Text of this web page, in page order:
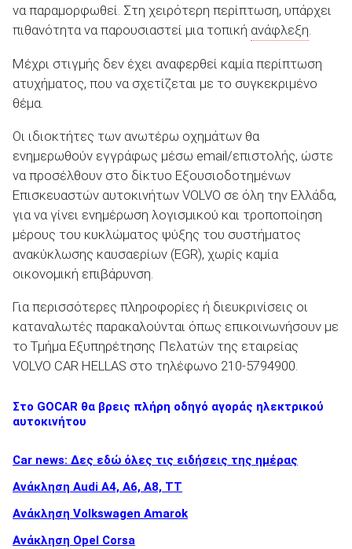
Μεταχειρισμένα
ΑΝΑΖΗΤΗΣΗ
Επιχειρήσεις
ΑΝΑΖΗΤΗΣΗ
να παραμορφωθεί. Στη χειρότερη περίπτωση, υπάρχει
πιθανότητα να παρουσιαστεί µια τοπική ανάφλεξη.
Μέχρι στιγμής δεν έχει αναφερθεί καμία περίπτωση
ατυχήματος, που να σχετίζεται µε το συγκεκριμένο
θέμα.
Οι ιδιοκτήτες των ανωτέρω οχημάτων θα
ενημερωθούν εγγράφως µέσω email/επιστολής, ώστε
να προσέλθουν στο δίκτυο Εξουσιοδοτημένων
Επισκευαστών αυτοκινήτων VOLVO σε όλη την Ελλάδα,
για να γίνει ενημέρωση λογισμικού και τροποποίηση
μέρους του κυκλώματος ψύξης του συστήματος
ανακύκλωσης καυσαερίων (EGR), χωρίς καμία
οικονομική επιβάρυνση.
Για περισσότερες πληροφορίες ή διευκρινίσεις οι
καταναλωτές παρακαλούνται όπως επικοινωνήσουν µε
το Τμήμα Εξυπηρέτησης Πελατών της εταιρείας
VOLVO CAR HELLAS στο τηλέφωνο 210-5794900.
Στο GOCAR θα βρεις πλήρη οδηγό αγοράς ηλεκτρικού
αυτοκινήτου
Car news: Δες εδώ όλες τις ειδήσεις της ημέρας
Ανάκληση Audi A4, A6, A8, TT
Ανάκληση Volkswagen Amarok
Ανάκληση Opel Corsa